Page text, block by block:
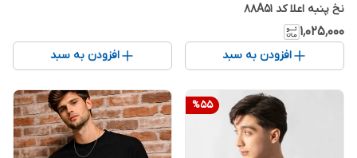
نخ پنبه اعلا کد 88A51
۱٬۰۲۵٬۰۰۰
افزودن به سبد افزودن به سبد
%55